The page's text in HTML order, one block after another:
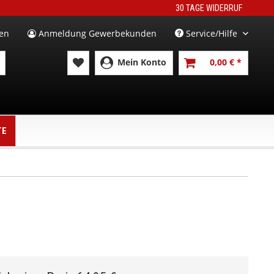
30 TAGE WIDERRUF
Anmeldung Gewerbekunden Service/Hilfe
Mein Konto 0,00 € *